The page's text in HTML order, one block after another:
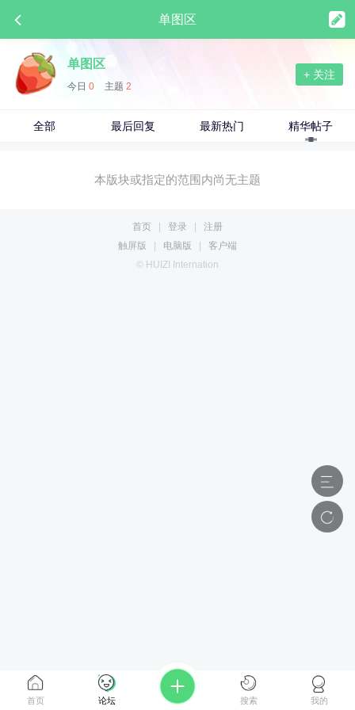
单图区
单图区
今日 0 主题 2
+ 关注
全部 最后回复 最新热门 精华帖子
本版块或指定的范围内尚无主题
首页 登录
注册
触屏版
电脑版
客户端
© HUIZI Internation
首页 论坛 搜索 我的